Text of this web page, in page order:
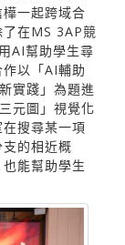
一起跨域合
在MS 3AP競
AI幫助學生尋
以「AI輔助
實踐」為題進
元圖」視覺化
搜尋某一項
的相近概
能幫助學生